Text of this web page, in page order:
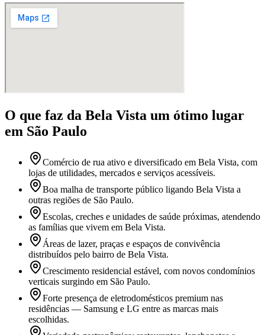
O que faz da Bela Vista um ótimo lugar
em São Paulo
Comércio de rua ativo e diversificado em Bela Vista, com
lojas de utilidades, mercados e serviços acessíveis.
Boa malha de transporte público ligando Bela Vista a
outras regiões de São Paulo.
Escolas, creches e unidades de saúde próximas, atendendo
as famílias que vivem em Bela Vista.
Áreas de lazer, praças e espaços de convivência
distribuídos pelo bairro de Bela Vista.
Crescimento residencial estável, com novos condomínios
verticais surgindo em São Paulo.
Forte presença de eletrodomésticos premium nas
residências — Samsung e LG entre as marcas mais
escolhidas.